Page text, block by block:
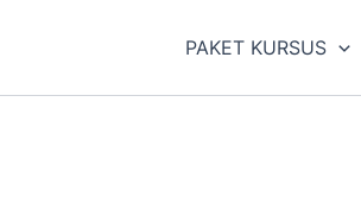
PAKET KURSUS